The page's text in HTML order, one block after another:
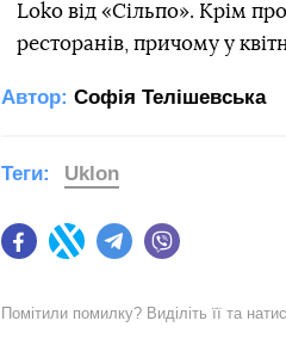
Loko від «Сільпо». Крім
ресторанів, причому у
Автор: Софія Телішевська
FacebookTwitter Telegram
Теги: Uklon
Помітили помилку? Виділіть її та